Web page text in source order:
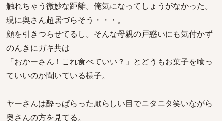
触れちゃう微妙な距離。俺気になってしょうがなかった。
現に奥さん超居づらそう・・・。
顔を引きつらせてるし。そんな母親の戸惑いにも気付かず
のんきにガキ共は
「おかーさん！これ食べていい？」とどうもお菓子を喰っ
ていいのか聞いている様子。
ヤーさんは酔っぱらった厭らしい目でニタニタ笑いながら
奥さんの方を見てる。